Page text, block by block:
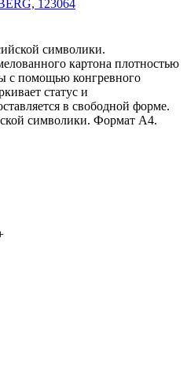
символики.
картона плотностью
с помощью конгревного
статус и
в свободной форме.
символики. Формат А4.